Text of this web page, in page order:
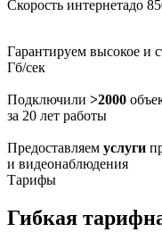
Скорость интернетадо
Гарантируем высокое и
Гб/сек
Подключили >2000
за 20 лет работы
Предоставляем услуги
и видеонаблюдения
Тарифы
Гибкая